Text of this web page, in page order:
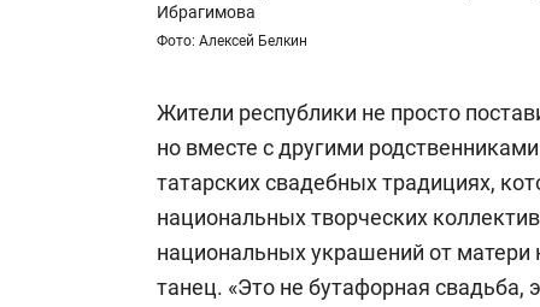
Ибрагимова
Фото: Алексей Белкин
Жители республики не просто
но вместе с другими
татарских свадебных традициях,
национальных творческих
национальных украшений от
танец. «Это не бутафорная